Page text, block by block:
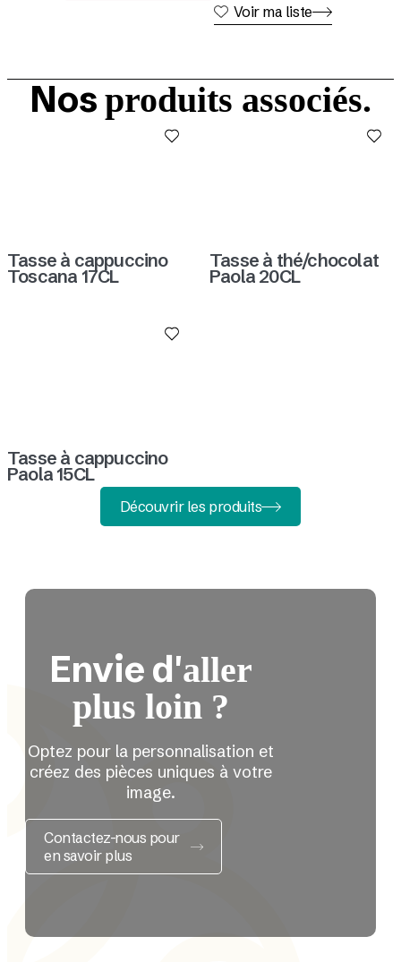
Voir ma liste
Nos produits associés.
Tasse à cappuccino
Toscana 17CL
Tasse à thé/chocolat
Paola 20CL
Tasse à cappuccino
Paola 15CL
Découvrir les produits
Envie d'aller
plus loin ?
Optez pour la personnalisation et
créez des pièces uniques à votre
image.
Contactez-nous pour
en savoir plus